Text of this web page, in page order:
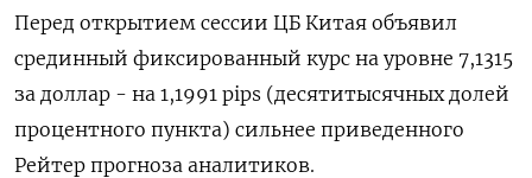
Перед открытием сессии ЦБ Китая объявил
срединный фиксированный курс на уровне 7,1315
за доллар - на 1,1991 pips (десятитысячных долей
процентного пункта) сильнее приведенного
Рейтер прогноза аналитиков.